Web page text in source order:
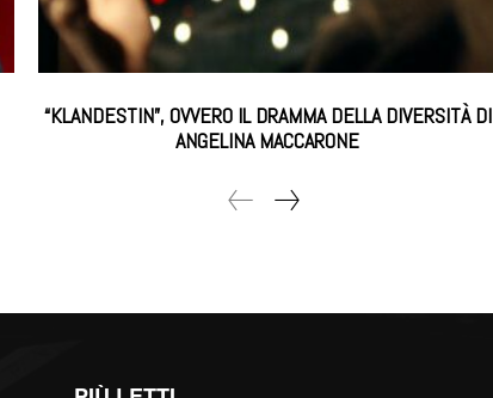
“KLANDESTIN”, OVVERO IL DRAMMA DELLA DIVERSITÀ DI
ANGELINA MACCARONE